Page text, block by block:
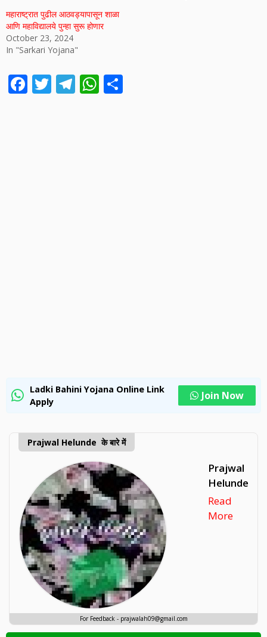
महाराष्ट्रात पुढील आठवड्यापासून शाळा
आणि महाविद्यालये पुन्हा सुरू होणार
October 23, 2024
In "Sarkari Yojana"
F T T W
Ladki Bahini Yojana Online Link
Apply
Join Now
Prajwal Helunde के बारे में
Prajwal
Helunde
Read
More
For Feedback - prajwalah09@gmail.com